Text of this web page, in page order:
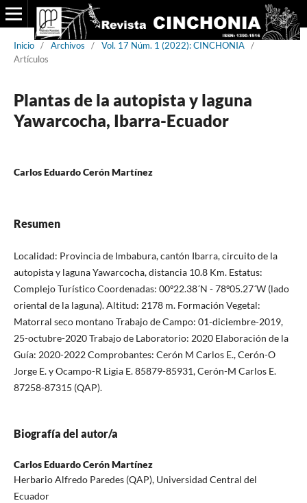
Inicio / Archivos / Vol. 17 Núm. 1 (2022): CINCHONIA /
Artículos
Plantas de la autopista y laguna
Yawarcocha, Ibarra-Ecuador
Carlos Eduardo Cerón Martínez
Resumen
Localidad: Provincia de Imbabura, cantón Ibarra, circuito de la
autopista y laguna Yawarcocha, distancia 10.8 Km. Estatus:
Complejo Turístico Coordenadas: 00º22.38´N - 78º05.27´W (lado
oriental de la laguna). Altitud: 2178 m. Formación Vegetal:
Matorral seco montano Trabajo de Campo: 01-diciembre-2019,
25-octubre-2020 Trabajo de Laboratorio: 2020 Elaboración de la
Guía: 2020-2022 Comprobantes: Cerón M Carlos E., Cerón-O
Jorge E. y Ocampo-R Ligia E. 85879-85931, Cerón-M Carlos E.
87258-87315 (QAP).
Biografía del autor/a
Carlos Eduardo Cerón Martínez
Herbario Alfredo Paredes (QAP), Universidad Central del
Ecuador